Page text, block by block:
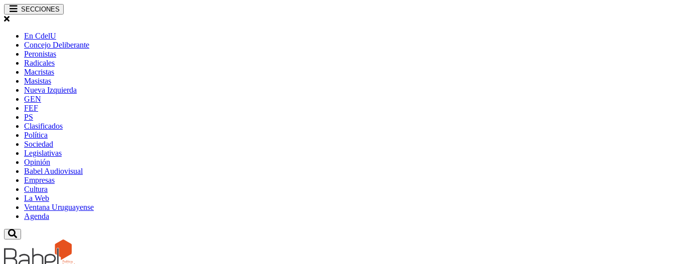
SECCIONES
En CdelU
Concejo Deliberante
Peronistas
Radicales
Macristas
Masistas
Nueva Izquierda
GEN
FEF
PS
Clasificados
Política
Sociedad
Legislativas
Opinión
Babel Audiovisual
Empresas
Cultura
La Web
Ventana Uruguayense
Agenda